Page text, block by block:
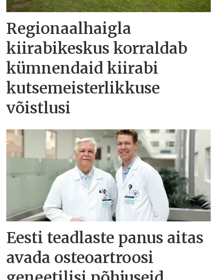
Regionaalhaigla
kiirabikeskus korraldab
kümnendaid kiirabi
kutsemeisterlikkuse
võistlusi
Eesti teadlaste panus aitas
avada osteoartroosi